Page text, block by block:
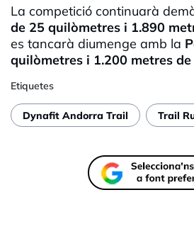
La competició continuarà
de 25 quilòmetres i 1.890
es tancarà diumenge amb la
quilòmetres i 1.200 metres
Etiquetes
Dynafit Andorra Trail Trail